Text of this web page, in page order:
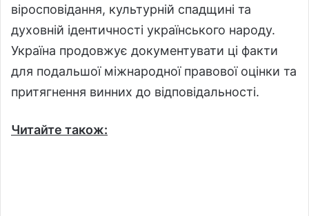
віросповідання, культурній спадщині та
духовній ідентичності українського народу.
Україна продовжує документувати ці факти
для подальшої міжнародної правової оцінки та
притягнення винних до відповідальності.
Читайте також: